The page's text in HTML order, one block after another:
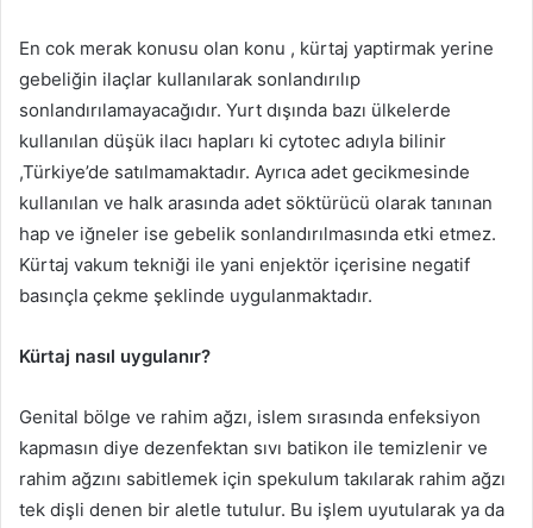
En cok merak konusu olan konu , kürtaj yaptirmak yerine
gebeliğin ilaçlar kullanılarak sonlandırılıp
sonlandırılamayacağıdır. Yurt dışında bazı ülkelerde
kullanılan düşük ilacı hapları ki cytotec adıyla bilinir
,Türkiye’de satılmamaktadır. Ayrıca adet gecikmesinde
kullanılan ve halk arasında adet söktürücü olarak tanınan
hap ve iğneler ise gebelik sonlandırılmasında etki etmez.
Kürtaj vakum tekniği ile yani enjektör içerisine negatif
basınçla çekme şeklinde uygulanmaktadır.
Kürtaj nasıl uygulanır?
Genital bölge ve rahim ağzı, islem sırasında enfeksiyon
kapmasın diye dezenfektan sıvı batikon ile temizlenir ve
rahim ağzını sabitlemek için spekulum takılarak rahim ağzı
tek dişli denen bir aletle tutulur. Bu işlem uyutularak ya da